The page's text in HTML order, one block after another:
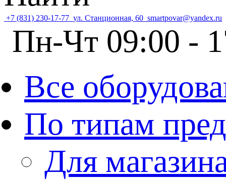
+7 (831) 230-17-77 ул. Станционная, 60 smartpovar@yandex.ru
Пн-Чт 09:00 -
Все
По типам
Для